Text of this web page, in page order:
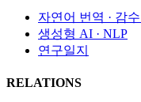
자연어 번역 · 감
생성형 AI · NLP
연구일지
RELATIONS